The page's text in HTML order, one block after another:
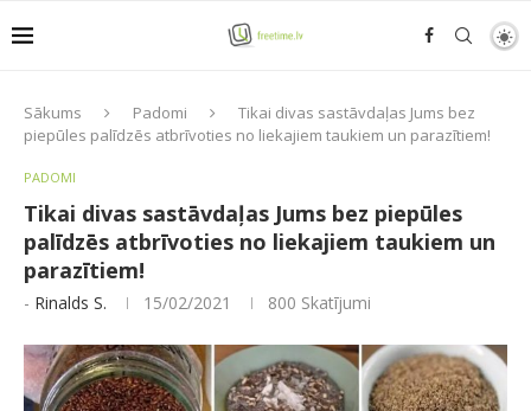
Sākums Padomi
Tikai divas sastāvdaļas Jums bez
piepūles palīdzēs atbrīvoties no liekajiem taukiem un parazītiem!
PADOMI
Tikai divas sastāvdaļas Jums bez piepūles
palīdzēs atbrīvoties no liekajiem taukiem un
parazītiem!
- Rinalds S. 15/02/2021 800 Skatījumi